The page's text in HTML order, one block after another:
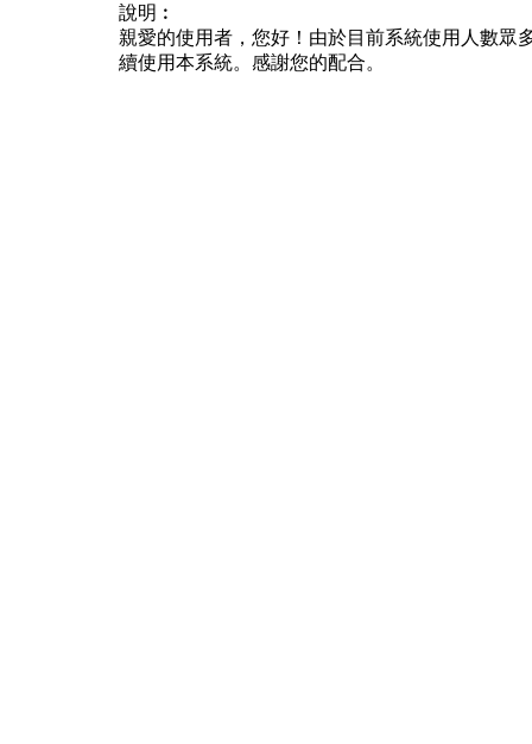
說明︰
親愛的使用者，您好！由於目前系統使用人數眾
續使用本系統。感謝您的配合。